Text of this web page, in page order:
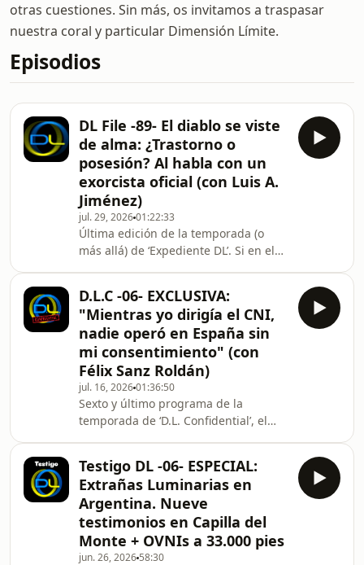
otras cuestiones. Sin más, os invitamos a traspasar
nuestra coral y particular Dimensión Límite.
Episodios
DL File -89- El diablo se viste
de alma: ¿Trastorno o
posesión? Al habla con un
exorcista oficial (con Luis A.
Jiménez)
jul. 29, 202601:22:33
Última edición de la temporada (o
más allá) de ‘Expediente DL’. Si en el
una de sus miembros más activas, en
este abordamos el asunto contrario
con un siervo de Dios que lucha
precisamente contra el demonio. Se
trata de Luis Ángel Jiménez, exorcista
católico oficial de la Diócesis de
Sigüenza-Guadalajara, que nos
confiere una de las
D.L.C -06- EXCLUSIVA:
"Mientras yo dirigía el CNI,
nadie operó en España sin
mi consentimiento" (con
Félix Sanz Roldán)
jul. 16, 202601:36:50
Sexto y último programa de la
temporada de ‘D.L. Confidential’, el
servicios secretos, la corrupción, el
terrorismo de Estado, el crimen
organizado o el periodismo de
investigación son los asuntos
principales. Tras haber entrevistado
en este podcast a un policía, un
Testigo DL -06- ESPECIAL:
Extrañas Luminarias en
Argentina. Nueve
testimonios en Capilla del
Monte + OVNIs a 33.000 pies
jun. 26, 2026 58:30